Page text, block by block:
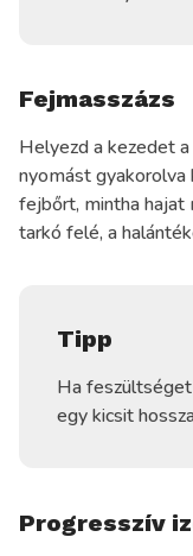
Fejmasszázs
Helyezd a kezedet
nyomást gyakorolva
fejbőrt, mintha
tarkó felé, a
Tipp
Ha
egy kicsit
Progresszív